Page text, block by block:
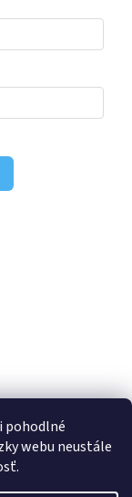
pohodlné
webu neustále